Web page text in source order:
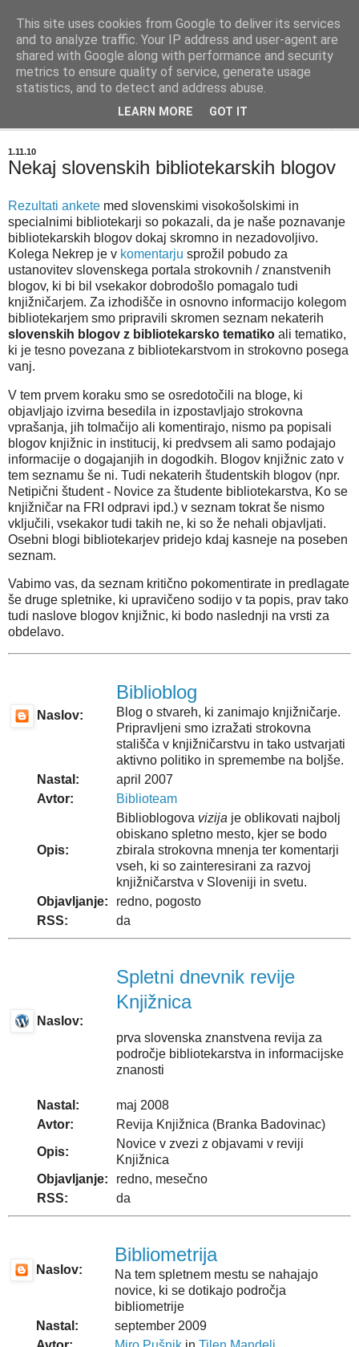
BIBLIOBLOG
O stvareh, ki zanimajo knjižničarje - info@biblioblog.si
1.11.10
Nekaj slovenskih bibliotekarskih blogov
Rezultati ankete med slovenskimi visokošolskimi in
specialnimi bibliotekarji so pokazali, da je naše poznavanje
bibliotekarskih blogov dokaj skromno in nezadovoljivo.
Kolega Nekrep je v komentarju sprožil pobudo za
ustanovitev slovenskega portala strokovnih / znanstvenih
blogov, ki bi bil vsekakor dobrodošlo pomagalo tudi
knjižničarjem. Za izhodišče in osnovno informacijo kolegom
bibliotekarjem smo pripravili skromen seznam nekaterih
slovenskih blogov z bibliotekarsko tematiko ali tematiko,
ki je tesno povezana z bibliotekarstvom in strokovno posega
vanj.
V tem prvem koraku smo se osredotočili na bloge, ki
objavljajo izvirna besedila in izpostavljajo strokovna
vprašanja, jih tolmačijo ali komentirajo, nismo pa popisali
blogov knjižnic in institucij, ki predvsem ali samo podajajo
informacije o dogajanjih in dogodkih. Blogov knjižnic zato v
tem seznamu še ni. Tudi nekaterih študentskih blogov (npr.
Netipični študent - Novice za študente bibliotekarstva, Ko se
knjižničar na FRI odpravi ipd.) v seznam tokrat še nismo
vključili, vsekakor tudi takih ne, ki so že nehali objavljati.
Osebni blogi bibliotekarjev pridejo kdaj kasneje na poseben
seznam.
Vabimo vas, da seznam kritično pokomentirate in predlagate
še druge spletnike, ki upravičeno sodijo v ta popis, prav tako
tudi naslove blogov knjižnic, ki bodo naslednji na vrsti za
obdelavo.
Naslov:
Biblioblog
Blog o stvareh, ki zanimajo knjižničarje.
Pripravljeni smo izražati strokovna
stališča v knjižničarstvu in tako ustvarjati
aktivno politiko in spremembe na boljše.
Nastal:
april 2007
Avtor:
Biblioteam
Opis:
Biblioblogova vizija je oblikovati najbolj
obiskano spletno mesto, kjer se bodo
zbirala strokovna mnenja ter komentarji
vseh, ki so zainteresirani za razvoj
knjižničarstva v Sloveniji in svetu.
Objavljanje:
redno, pogosto
RSS:
da
Naslov:
Spletni dnevnik revije
Knjižnica
prva slovenska znanstvena revija za
področje bibliotekarstva in informacijske
znanosti
Nastal:
maj 2008
Avtor:
Revija Knjižnica (Branka Badovinac)
Opis:
Novice v zvezi z objavami v reviji
Knjižnica
Objavljanje:
redno, mesečno
RSS:
da
Naslov:
Bibliometrija
Na tem spletnem mestu se nahajajo
novice, ki se dotikajo področja
bibliometrije
Nastal:
september 2009
This site uses cookies from Google to deliver its services
and to analyze traffic. Your IP address and user-agent are
shared with Google along with performance and security
metrics to ensure quality of service, generate usage
statistics, and to detect and address abuse.
LEARN MORE GOT IT